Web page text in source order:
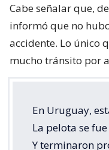
Cabe señalar que,
informó que no
accidente. Lo único
mucho tránsito por
En Uruguay,
La pelota se
Y terminaron